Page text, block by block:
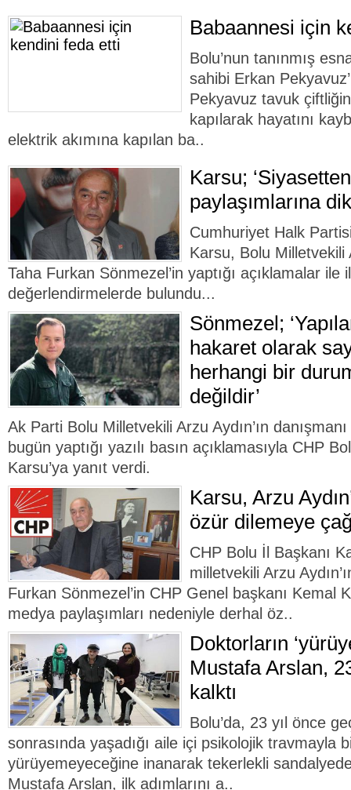
Babaannesi için
Bolu’nun tanınmış
sahibi Erkan
Pekyavuz tavuk
kapılarak hayatını
elektrik akımına kapılan ba..
Karsu;
paylaşımlarına
Cumhuriyet Halk
Karsu, Bolu Milletvekili
Taha Furkan Sönmezel’in yaptığı açıklamalar ile
değerlendirmelerde bulundu...
Sönmezel;
hakaret olarak
herhangi bir
değildir’
Ak Parti Bolu Milletvekili Arzu Aydın’ın
bugün yaptığı yazılı basın açıklamasıyla CHP
Karsu’ya yanıt verdi.
Karsu, Arzu
özür dilemeye
CHP Bolu İl Başkanı
milletvekili Arzu
Furkan Sönmezel’in CHP Genel başkanı Kemal
medya paylaşımları nedeniyle derhal öz..
Doktorların
Mustafa Arslan,
kalktı
Bolu’da, 23 yıl önce
sonrasında yaşadığı aile içi psikolojik travmayla
yürüyemeyeceğine inanarak tekerlekli
Mustafa Arslan, ilk adımlarını a..